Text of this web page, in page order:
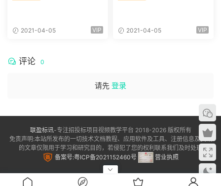
2021-04-05 VIP 2021-04-05 VIP
评论 0
请先 登录
联盈标讯-专注招投标项目视频教学平台 2018-2026 版权所有
免责声明:本站所发布的一切技术文档教程、应用软件及工具、注册信息及资讯
的文章仅限用于学习和研究目的，若侵犯了您的权利联系我们及时处理
备案号:粤ICP备2021152460号
营业执照